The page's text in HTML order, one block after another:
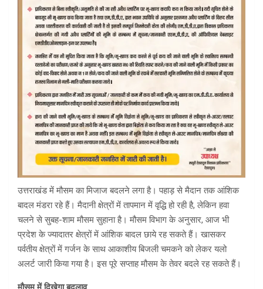
उत्तराखंड में मौसम का मिजाज बदलने लगा है। पहाड़ से मैदान तक आंशिक
बादल मंडरा रहे हैं। मैदानी क्षेत्रों में तापमान में वृद्धि हो रही है, लेकिन हवा
चलने से सुबह-शाम मौसम सुहाना है। मौसम विभाग के अनुसार, आज भी
प्रदेश के ज्यादातर क्षेत्रों में आंशिक बादल छाये रह सकते हैं। खासकर
पर्वतीय क्षेत्रों में गर्जन के साथ आकाशीय बिजली चमकने को लेकर यलो
अलर्ट जारी किया गया है। इस पूरे सप्ताह मौसम के तेवर बदले रह सकते हैं।